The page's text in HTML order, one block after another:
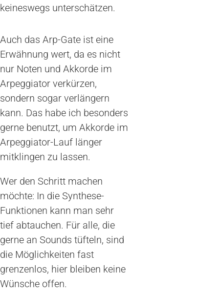
keineswegs unterschätzen.
Auch das Arp-Gate ist eine
Erwähnung wert, da es nicht
nur Noten und Akkorde im
Arpeggiator verkürzen,
sondern sogar verlängern
kann. Das habe ich besonders
gerne benutzt, um Akkorde im
Arpeggiator-Lauf länger
mitklingen zu lassen.
Wer den Schritt machen
möchte: In die Synthese-
Funktionen kann man sehr
tief abtauchen. Für alle, die
gerne an Sounds tüfteln, sind
die Möglichkeiten fast
grenzenlos, hier bleiben keine
Wünsche offen.